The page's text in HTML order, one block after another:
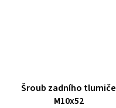
Šroub zadního tlumiče
M10x52